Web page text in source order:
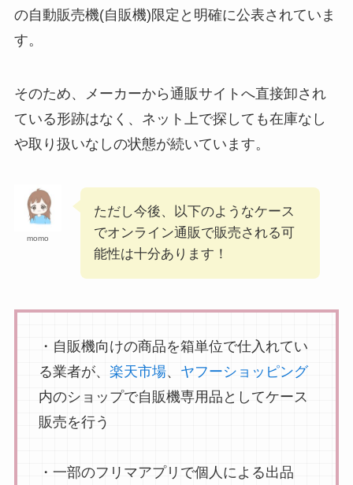
の自動販売機(自販機)限定と明確に公表されていま
す。
そのため、メーカーから通販サイトへ直接卸され
ている形跡はなく、ネット上で探しても在庫なし
や取り扱いなしの状態が続いています。
momo
ただし今後、以下のようなケース
でオンライン通販で販売される可
能性は十分あります！
・自販機向けの商品を箱単位で仕入れてい
る業者が、 楽天市場、 ヤフーショッピング
内のショップで自販機専用品としてケース
販売を行う
・一部のフリマアプリで個人による出品